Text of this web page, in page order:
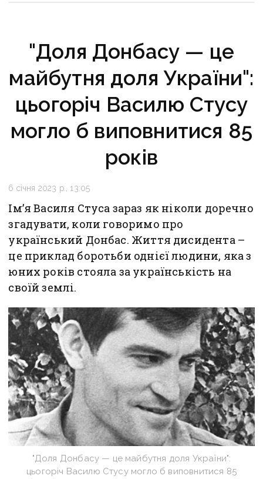
"Доля Донбасу — це
майбутня доля України":
цьогоріч Василю Стусу
могло б виповнитися 85
років
6 січня 2023 р., 13:05
Ім’я Василя Стуса зараз як ніколи доречно
згадувати, коли говоримо про
український Донбас. Життя дисидента –
це приклад боротьби однієї людини, яка з
юних років стояла за українськість на
своїй землі.
"Доля Донбасу — це майбутня доля України":
цьогоріч Василю Стусу могло б виповнитися 85